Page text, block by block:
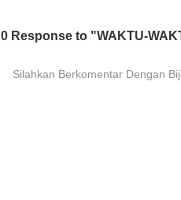
0 Response to "WAKTU-
Silahkan Berkomentar Dengan